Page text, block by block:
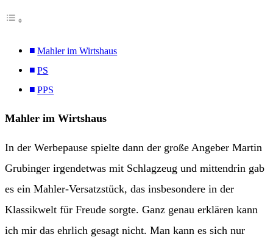
Mahler im Wirtshaus
PS
PPS
Mahler im Wirtshaus
In der Werbepause spielte dann der große Angeber Martin
Grubinger irgendetwas mit Schlagzeug und mittendrin gab
es ein Mahler-Versatzstück, das insbesondere in der
Klassikwelt für Freude sorgte. Ganz genau erklären kann
ich mir das ehrlich gesagt nicht. Man kann es sich nur